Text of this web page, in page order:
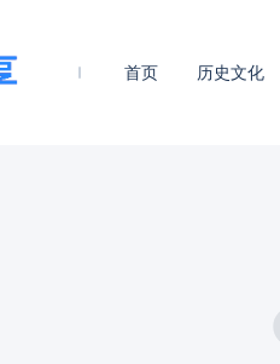
首页 历史文化